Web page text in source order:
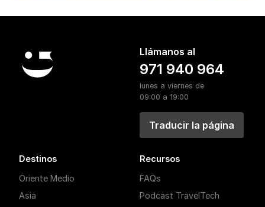
Llámanos al
971 940 964
lunes a viernes de
09:00 a 19:00
Traducir la página
Destinos
Oriente Medio
Asia
Recursos
FAQs
Podcast TravelTech